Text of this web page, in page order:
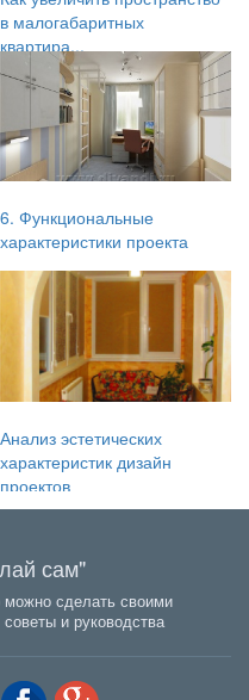
в малогабаритных
квартира...
6. Функциональные
характеристики проекта
Анализ эстетических
характеристик дизайн
проектов
сам"
сделать своими
и руководства